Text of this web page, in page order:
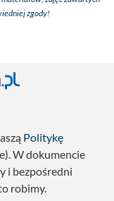
zgody!
Politykę
W dokumencie
i bezpośredni
robimy.